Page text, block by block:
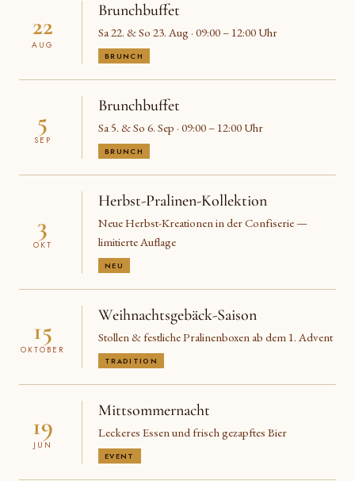
22
AUG
Brunchbuffet
Sa 22. & So 23. Aug · 09:00 – 12:00 Uhr
BRUNCH
5
SEP
Brunchbuffet
Sa 5. & So 6. Sep · 09:00 – 12:00 Uhr
BRUNCH
3
OKT
Herbst-Pralinen-Kollektion
Neue Herbst-Kreationen in der Confiserie —
limitierte Auflage
NEU
15
OKTOBER
Weihnachtsgebäck-Saison
Stollen & festliche Pralinenboxen ab dem 1. Advent
TRADITION
19
JUN
Mittsommernacht
Leckeres Essen und frisch gezapftes Bier
EVENT